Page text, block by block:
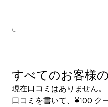
すべてのお客様
現在口コミはありません。
口コミを書いて、¥100 ク